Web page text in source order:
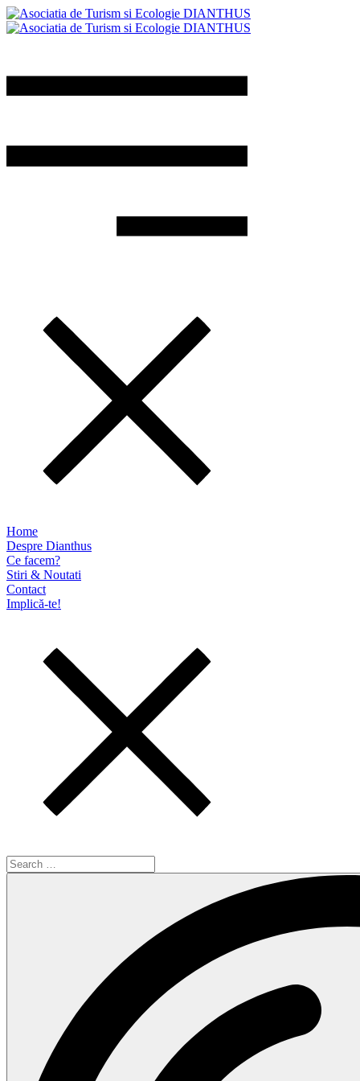
Home
Despre Dianthus
Ce facem?
Stiri & Noutati
Contact
Implică-te!